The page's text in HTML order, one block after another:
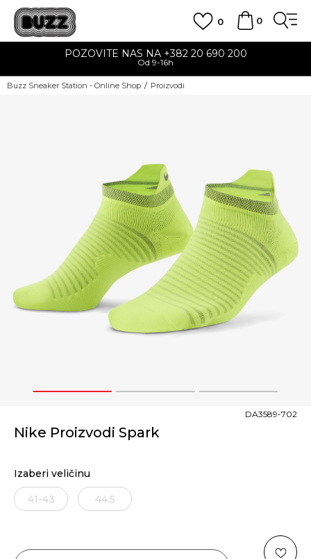
0
0
POZOVITE NAS NA +382 20 690 200
Od 9-16h
Buzz Sneaker Station - Online Shop Proizvodi
1 2 3
Nike Proizvodi Spark
DA3589-702
Izaberi veličinu
41-43 44.5